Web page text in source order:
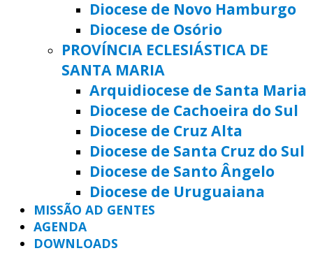
Diocese de Novo Hamburgo
Diocese de Osório
PROVÍNCIA ECLESIÁSTICA DE
SANTA MARIA
Arquidiocese de Santa Maria
Diocese de Cachoeira do Sul
Diocese de Cruz Alta
Diocese de Santa Cruz do Sul
Diocese de Santo Ângelo
Diocese de Uruguaiana
MISSÃO AD GENTES
AGENDA
DOWNLOADS